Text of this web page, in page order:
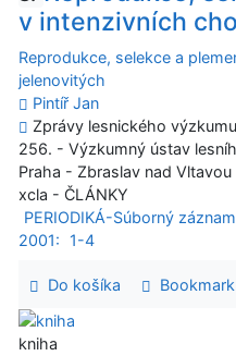
v intenzivních
Reprodukce, selekce a
jelenovitých
Pintíř Jan
Zprávy lesnického
256. - Výzkumný ústav
Praha - Zbraslav nad Vltavou
xcla - ČLÁNKY
PERIODIKÁ-Súborný
2001:
1-4
Do košíka Bookmark
kniha